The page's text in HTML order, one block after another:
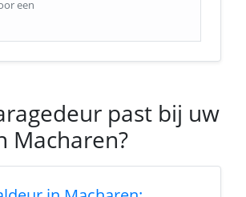
een
past bij uw
Macharen?